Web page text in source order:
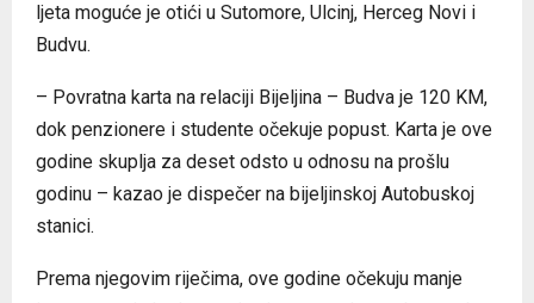
ljeta moguće je otići u Sutomore, Ulcinj, Herceg Novi i
Budvu.
– Povratna karta na relaciji Bijeljina – Budva je 120 KM,
dok penzionere i studente očekuje popust. Karta je ove
godine skuplja za deset odsto u odnosu na prošlu
godinu – kazao je dispečer na bijeljinskoj Autobuskoj
stanici.
Prema njegovim riječima, ove godine očekuju manje